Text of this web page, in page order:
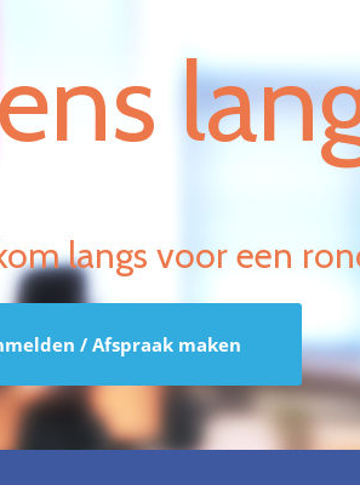
langs voor een
/ Afspraak maken